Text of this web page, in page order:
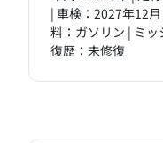
| 車検：2027年12
料：ガソリン | ミッ
復歴：未修復